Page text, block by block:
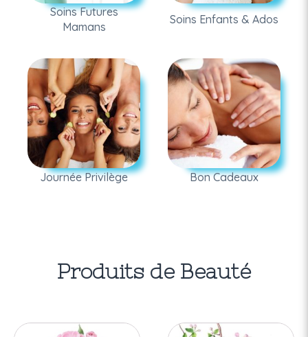
Soins Futures
Mamans
Soins Enfants & Ados
Journée Privilège Bon Cadeaux
Produits de Beauté